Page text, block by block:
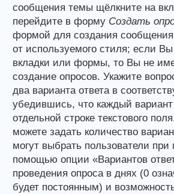
сообщения темы щёлкните на
перейдите в форму Создать
формой для создания
от используемого стиля; если
вкладки или формы, то Вы не
создание опросов. Укажите
два варианта ответа в
убедившись, что каждый
отдельной строке текстового
можете задать количество
могут выбрать пользователи при
помощью опции «Вариантов
проведения опроса в днях (0
будет постоянным) и